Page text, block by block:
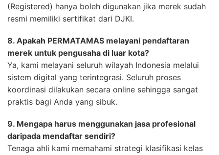
(Registered) hanya boleh digunakan jika merek sudah
resmi memiliki sertifikat dari DJKI.
8. Apakah PERMATAMAS melayani pendaftaran
merek untuk pengusaha di luar kota?
Ya, kami melayani seluruh wilayah Indonesia melalui
sistem digital yang terintegrasi. Seluruh proses
koordinasi dilakukan secara online sehingga sangat
praktis bagi Anda yang sibuk.
9. Mengapa harus menggunakan jasa profesional
daripada mendaftar sendiri?
Tenaga ahli kami memahami strategi klasifikasi kelas